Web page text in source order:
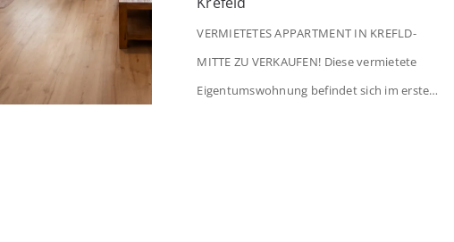
VERMIETETES APPARTMENT IN KREFLD-
MITTE ZU VERKAUFEN! Diese vermietete
Eigentumswohnung befindet sich im ersten